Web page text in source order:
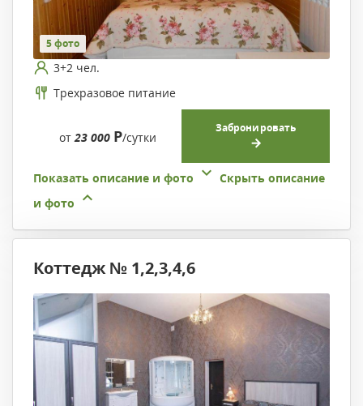
5 фото
3+2 чел.
Трехразовое питание
от23 000 Р/сутки
Забронировать
Показать описание и фото
Скрыть описание
и фото
Коттедж № 1,2,3,4,6